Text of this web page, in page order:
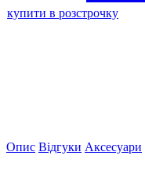
купити в розстрочку
Опис Відгуки Аксесуари